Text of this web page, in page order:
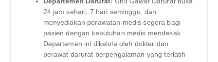
24 jam sehari, 7 hari seminggu, dan
menyediakan perawatan medis segera bagi
pasien dengan kebutuhan medis mendesak.
Departemen ini dikelola oleh dokter dan
perawat darurat berpengalaman yang terlatih